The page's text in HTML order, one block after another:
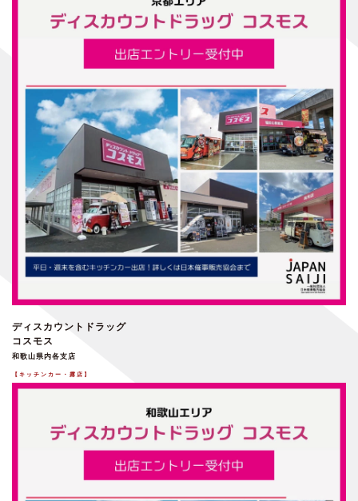
ディスカウントドラッグ
コスモス
和歌山県内各支店
【キッチンカー・露店】